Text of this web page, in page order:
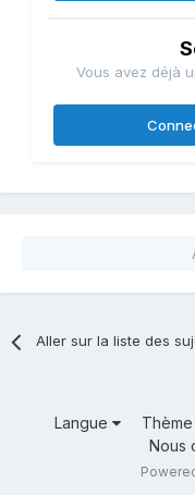
Vous avez déjà
Aller sur la liste des
Langue Thème
Nous